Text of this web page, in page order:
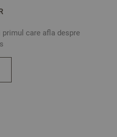
care afla despre